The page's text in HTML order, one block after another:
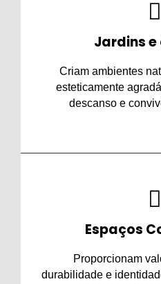
Jardins
Criam ambientes
esteticamente
descanso e
Espaços
Proporcionam
durabilidade e